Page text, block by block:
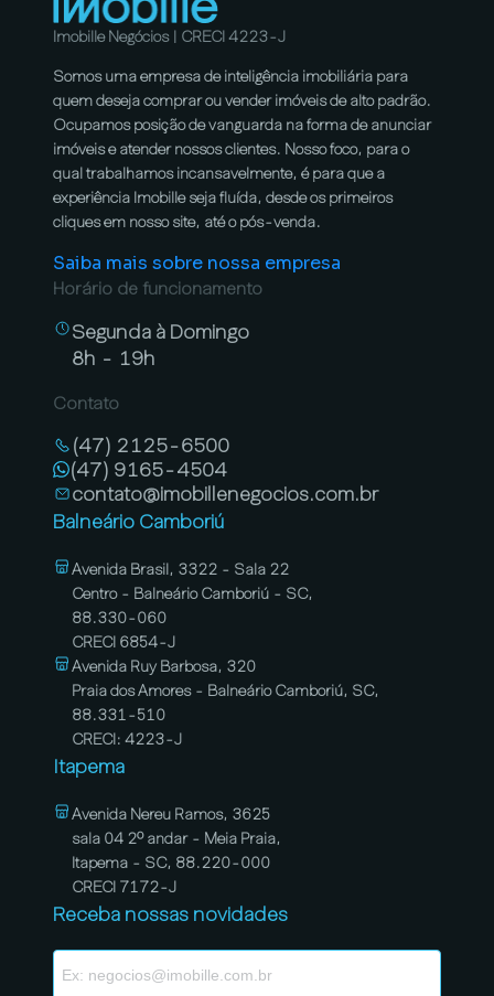
Imobille Negócios | CRECI 4223-J
Somos uma empresa de inteligência imobiliária para
quem deseja comprar ou vender imóveis de alto padrão.
Ocupamos posição de vanguarda na forma de anunciar
imóveis e atender nossos clientes. Nosso foco, para o
qual trabalhamos incansavelmente, é para que a
experiência Imobille seja fluída, desde os primeiros
cliques em nosso site, até o pós-venda.
Saiba mais sobre nossa empresa
Horário de funcionamento
Segunda à Domingo
8h - 19h
Contato
(47) 2125-6500
(47) 9165-4504
contato@imobillenegocios.com.br
Balneário Camboriú
Avenida Brasil, 3322 - Sala 22
Centro - Balneário Camboriú - SC,
88.330-060
CRECI 6854-J
Avenida Ruy Barbosa, 320
Praia dos Amores - Balneário Camboriú, SC,
88.331-510
CRECI: 4223-J
Itapema
Avenida Nereu Ramos, 3625
sala 04 2º andar - Meia Praia,
Itapema - SC, 88.220-000
CRECI 7172-J
Receba nossas novidades